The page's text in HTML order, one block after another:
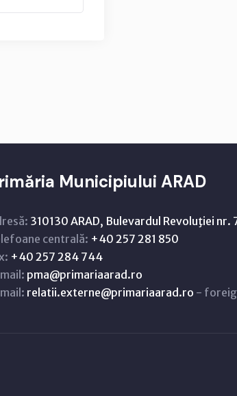
Municipiului ARAD
310130 ARAD, Bulevardul Revoluţiei nr.
centrală: +40 257 281 850
+40 257 284 744
pma@primariaarad.ro
relatii.externe@primariaarad.ro -